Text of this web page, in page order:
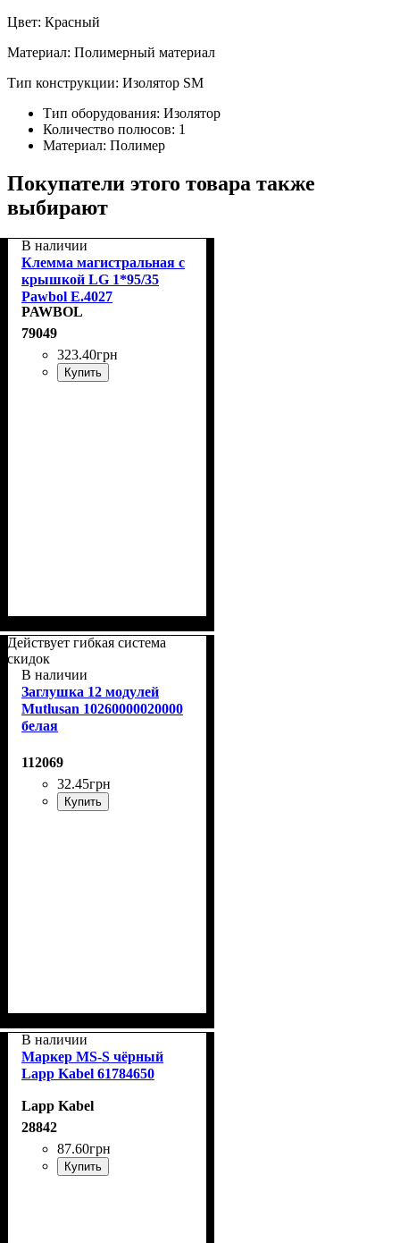
Цвет: Красный
Материал: Полимерный материал
Тип конструкции: Изолятор SM
Тип оборудования: Изолятор
Количество полюсов: 1
Материал: Полимер
Покупатели этого товара также
выбирают
В наличии
Клемма магистральная с
крышкой LG 1*95/35
Pawbol E.4027
PAWBOL
79049
323.40грн
Купить
Действует гибкая система
скидок
В наличии
Заглушка 12 модулей
Mutlusan 10260000020000
белая
112069
32.45грн
Купить
В наличии
Маркер MS-S чёрный
Lapp Kabel 61784650
Lapp Kabel
28842
87.60грн
Купить